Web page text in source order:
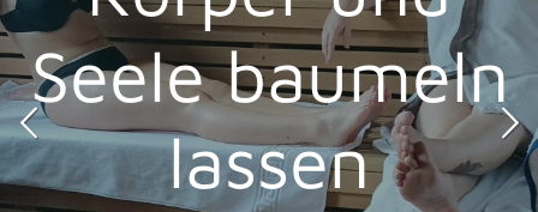
Seele baumeln
lassen